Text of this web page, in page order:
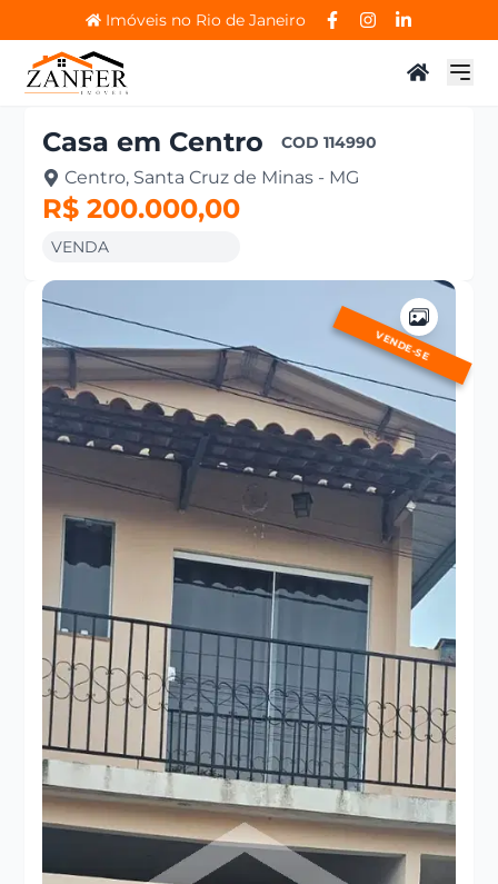
Imóveis no Rio de Janeiro
Casa em Centro COD114990
Centro, Santa Cruz de Minas - MG
R$ 200.000,00
VENDA
VENDE-SE